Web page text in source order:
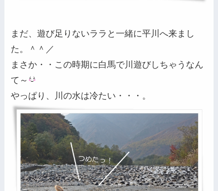
まだ、遊び足りないララと一緒に平川へ来まし
た。＾＾／
まさか・・この時期に白馬で川遊びしちゃうなん
て～
やっぱり、川の水は冷たい・・・。